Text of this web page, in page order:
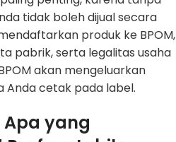
tidak boleh dijual secara
produk ke BPOM,
pabrik, serta legalitas usaha
akan mengeluarkan
Anda cetak pada label.
Apa yang